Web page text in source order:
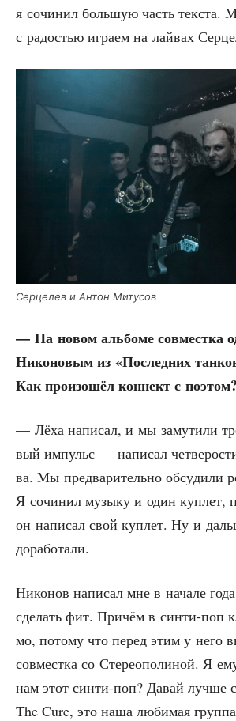
я сочи­нил боль­шую часть тек­ста.
с радо­стью игра­ем на лай­вах
Сер­це­лев и Антон Митусов
— На новом аль­бо­ме сов­мест­ка
Нико­но­вым из «Послед­них
Как про­изо­шёл кон­нект с поэтом?
— Лёха напи­сал, и мы заму­ти­ли
вый импульс — напи­сал
ва. Мы пред­ва­ри­тель­но обсу­ди­ли
Я сочи­нил музы­ку и один куп­лет,
он напи­сал свой куп­лет. Ну и
доработали.
Нико­нов напи­сал мне в нача­ле
сде­лать фит. При­чём в син­ти-
мо, пото­му что перед этим у него
сов­мест­ка со Сте­рео­по­ли­ной. Я
нам этот син­ти-поп? Давай луч­ше
The Cure, это наша люби­мая